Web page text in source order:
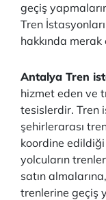
geçiş
Tren
hakkında
Antalya Tren
hizmet eden ve
tesislerdir. Tren
şehirlerarası
koordine
yolcuların
satın
trenlerine geçiş